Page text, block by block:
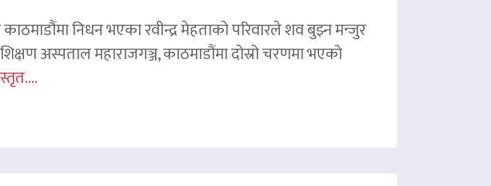
निधन भएका रवीन्द्र मेहताको परिवारले शव बुझ्न मन्जुर
अस्पताल महाराजगञ्ज, काठमाडौंमा दोस्रो चरणमा भएको